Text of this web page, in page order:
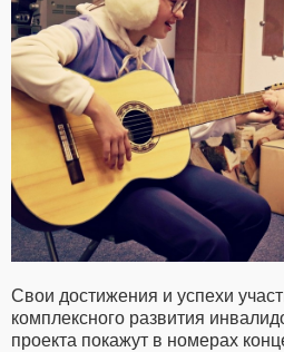
Свои достижения и успехи
комплексного развития
проекта покажут в номерах